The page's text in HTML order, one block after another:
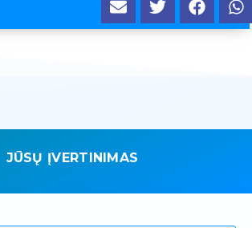
JŪSŲ ĮVERTINIMAS